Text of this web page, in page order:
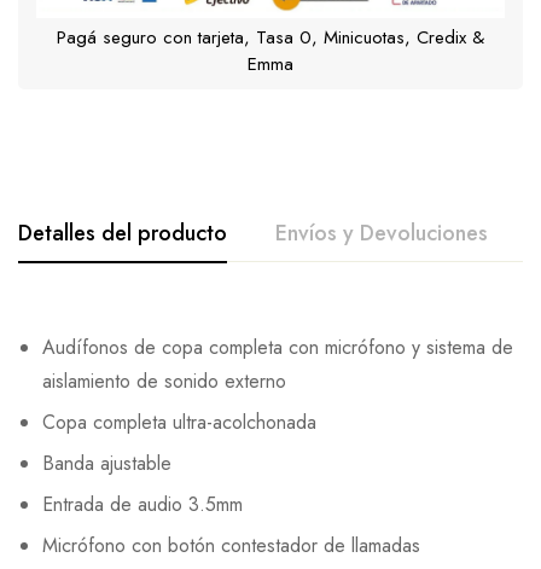
Pagá seguro con tarjeta, Tasa 0, Minicuotas, Credix &
Emma
Detalles del producto Envíos y Devoluciones
Audífonos de copa completa con micrófono y sistema de
aislamiento de sonido externo
Copa completa ultra-acolchonada
Banda ajustable
Entrada de audio 3.5mm
Micrófono con botón contestador de llamadas